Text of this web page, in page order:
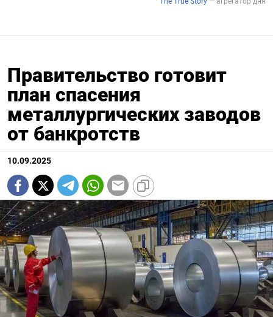
Правительство готовит
план спасения
металлургических заводов
от банкротств
10.09.2025